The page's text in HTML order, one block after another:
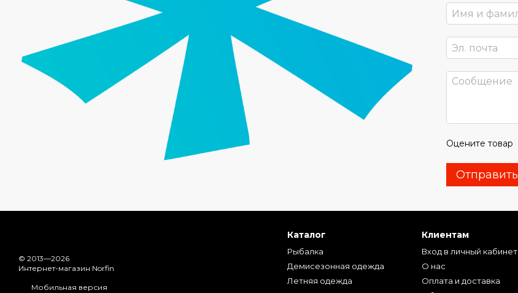
Оцените товар
Отправить
© 2013—2026
Интернет-магазин Norfin
Мобильная версия
Каталог
Рыбалка
Демисезонная одежда
Летняя одежда
Клиентам
Вход в личный кабинет
О нас
Оплата и доставка